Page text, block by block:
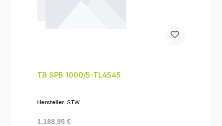
TB SPB 1000/5-TL4545
Hersteller: STW
Regulärer Preis:
1.188,95 €